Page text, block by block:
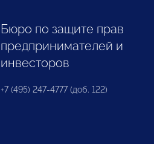
Бюро по защите прав
предпринимателей и
инвесторов
+7 (495) 247-4777 (доб. 122)